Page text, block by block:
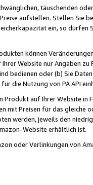
täuschenden
aufstellen. Stellen Sie
ein, so dürfen
können
Website nur Angaben
bedienen oder (b) Sie
die Nutzung von PA API
Produkt auf Ihrer Website
mit Preisen für das
werden, jeweils den
Website erhältlich ist.
oder Verlinkungen von